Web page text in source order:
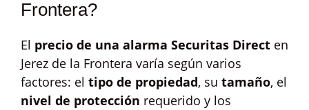
Frontera?
El precio de una alarma Securitas Direct en
Jerez de la Frontera varía según varios
factores: el tipo de propiedad, su tamaño, el
nivel de protección requerido y los